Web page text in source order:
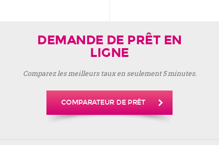
DEMANDE DE PRÊT EN
LIGNE
Comparez les meilleurs taux en seulement 5 minutes.
COMPARATEUR DE PRÊT